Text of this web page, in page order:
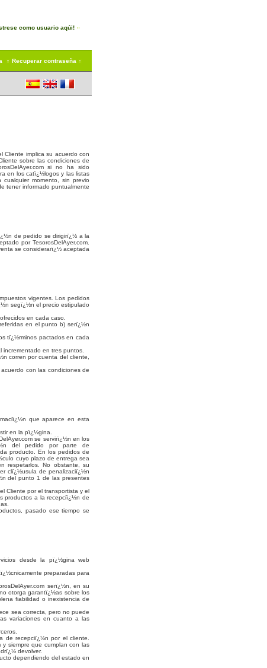
como usuario aqúi!
Recuperar contraseña
Cliente implica su acuerdo con
sobre las condiciones de
si no ha sido
en los catï¿½logos y las listas
momento, sin previo
tener informado puntualmente
de pedido se dirigirï¿½ a la
por TesorosDelAyer.com.
se considerarï¿½ aceptada
vigentes. Los pedidos
segï¿½n el precio estipulado
en cada caso.
en el punto b) serï¿½n
tï¿½rminos pactados en cada
en tres puntos.
corren por cuenta del cliente,
con las condiciones de
que aparece en esta
en la pï¿½gina.
se servirï¿½n en los
del pedido por parte de
producto. En los pedidos de
cuyo plazo de entrega sea
respetarlos. No obstante, su
clï¿½usula de penalizaciï¿½n
del punto 1 de las presentes
Cliente por el transportista y el
productos a la recepciï¿½n de
pasado ese tiempo se
desde la pï¿½gina web
preparadas para
serï¿½n, en su
otorga garantï¿½as sobre los
fiabilidad o inexistencia de
sea correcta, pero no puede
variaciones en cuanto a las
recepciï¿½n por el cliente.
siempre que cumplan con las
devolver.
dependiendo del estado en